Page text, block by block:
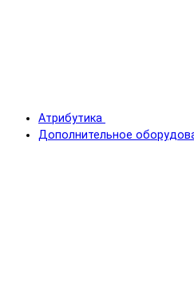
Атрибутика
Дополнительное